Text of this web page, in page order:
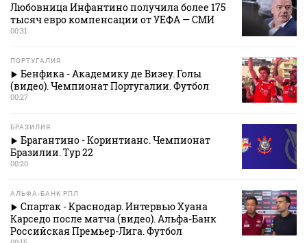
Любовница Инфантино получила более 175
тысяч евро компенсации от УЕФА — СМИ
00:31
ПОРТУГАЛИЯ
Бенфика - Академику де Визеу. Голы
(видео). Чемпионат Португалии. Футбол
00:27
БРАЗИЛИЯ
Брагантино - Коринтианс. Чемпионат
Бразилии. Тур 22
00:20
АЛЬФА-БАНК РПЛ
Спартак - Краснодар. Интервью Хуана
Карседо после матча (видео). Альфа-Банк
Российская Премьер-Лига. Футбол